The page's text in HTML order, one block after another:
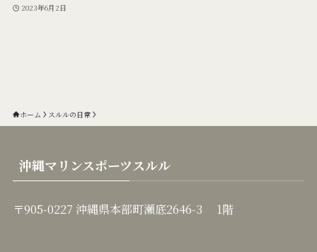
2023年6月2日
ホーム スルルの日常
沖縄マリンスポーツスルル
〒905-0227 沖縄県本部町瀬底2646-3 1階